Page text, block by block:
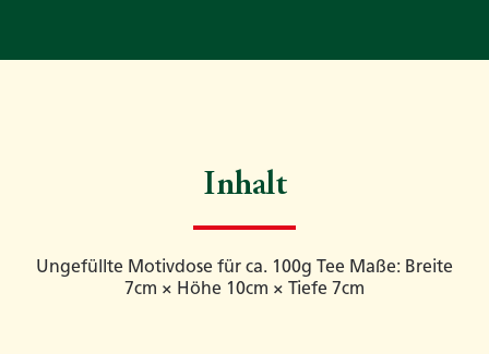
Inhalt
Ungefüllte Motivdose für ca. 100g Tee Maße: Breite
7cm × Höhe 10cm × Tiefe 7cm